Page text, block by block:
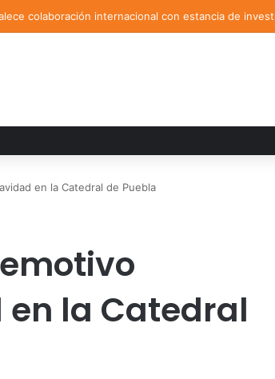
colaboración internacional con estancia de
en la Catedral de Puebla
la Catedral